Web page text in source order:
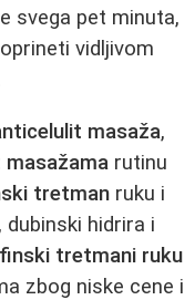
svega pet minuta,
vidljivom
masaža,
rutinu
tretman ruku i
hidrira i
tretmani ruku
zbog niske cene i